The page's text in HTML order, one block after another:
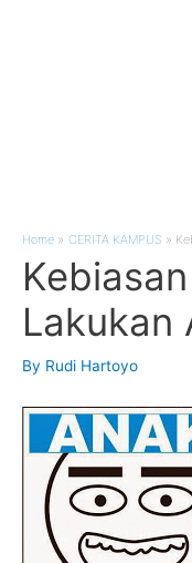
Home CERITA KAMPUS
Lakukan
By Rudi Hartoyo